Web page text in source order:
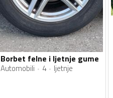
Borbet felne i ljetnje gume
Automobili 4 ljetnje